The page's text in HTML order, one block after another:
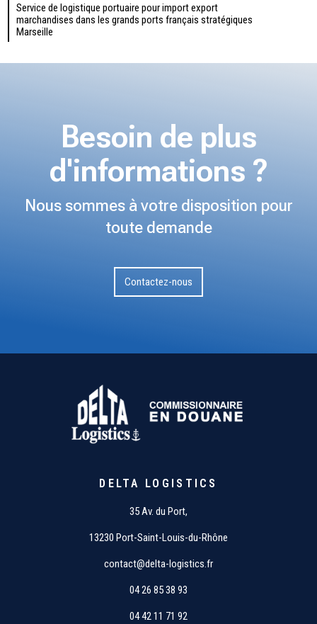
Service de logistique portuaire pour import export
marchandises dans les grands ports français stratégiques
Marseille
Besoin de plus
d'informations ?
Nous sommes à votre disposition pour
toute demande
Contactez-nous
DELTA LOGISTICS
35 Av. du Port,
13230 Port-Saint-Louis-du-Rhône
contact@delta-logistics.fr
04 26 85 38 93
04 42 11 71 92